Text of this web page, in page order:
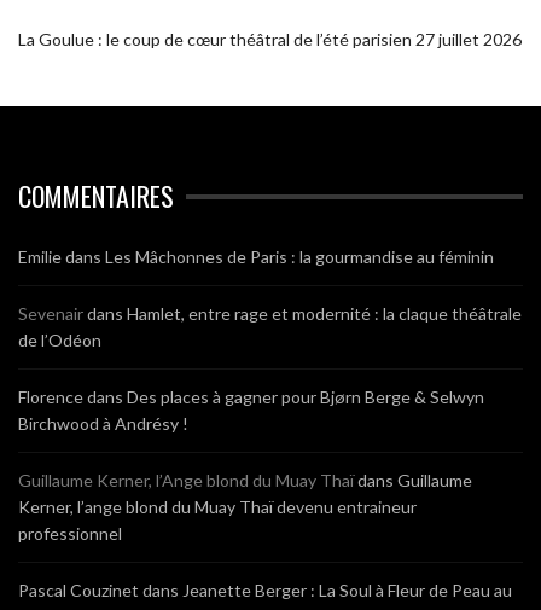
La Goulue : le coup de cœur théâtral de l’été parisien 27 juillet 2026
COMMENTAIRES
Emiliedans Les Mâchonnes de Paris : la gourmandise au féminin
Sevenairdans Hamlet, entre rage et modernité : la claque théâtrale
de l’Odéon
Florencedans Des places à gagner pour Bjørn Berge & Selwyn
Birchwood à Andrésy !
Guillaume Kerner, l’Ange blond du Muay Thaïdans Guillaume
Kerner, l’ange blond du Muay Thaï devenu entraineur
professionnel
Pascal Couzinet dans Jeanette Berger : La Soul à Fleur de Peau au